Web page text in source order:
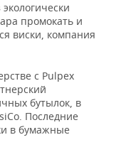
промокать и
виски, компания
с Pulpex
бутылок, в
Последние
в бумажные